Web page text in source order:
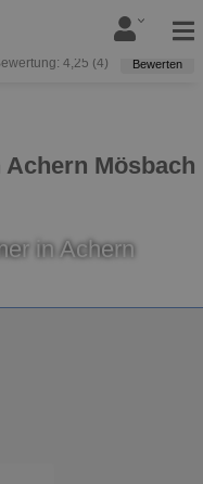
Mösbach
4,25 (4) Bewerten
in Achern